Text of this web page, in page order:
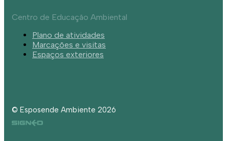
Centro de Educação Ambiental
Plano de atividades
Marcações e visitas
Espaços exteriores
© Esposende Ambiente 2026